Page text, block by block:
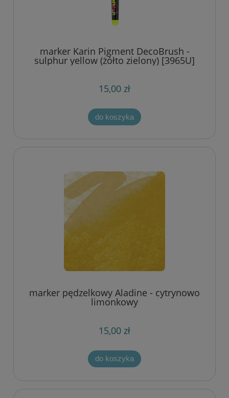
marker Karin Pigment DecoBrush -
sulphur yellow (żółto zielony) [3965U]
15,00 zł
do koszyka
marker pędzelkowy Aladine - cytrynowo
limonkowy
15,00 zł
do koszyka